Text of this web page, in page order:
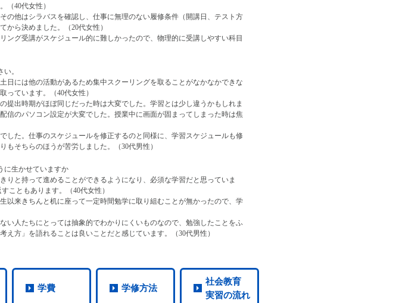
（40代女性）
の他はシラバスを確認し、仕事に無理のない履修条件（開講日、テスト方
から決めました。（20代女性）
ング受講がスケジュール的に難しかったので、物理的に受講しやすい科目
。
日には他の活動があるため集中スクーリングを取ることがなかなかできな
っています。（40代女性）
提出時期がほぼ同じだった時は大変でした。学習とは少し違うかもしれま
信のパソコン設定が大変でした。授業中に画面が固まってしまった時は焦
した。仕事のスケジュールを修正するのと同様に、学習スケジュールも修
そちらのほうが苦労しました。（30代男性）
に生かせていますか
りと持って進めることができるようになり、必須な学習だと思っていま
こともあります。（40代女性）
以来きちんと机に座って一定時間勉学に取り組むことが無かったので、学
い人たちにとっては抽象的でわかりにくいものなので、勉強したことをふ
え方」を語れることは良いことだと感じています。（30代男性）
学費 学修方法
社会教育
実習の流れ